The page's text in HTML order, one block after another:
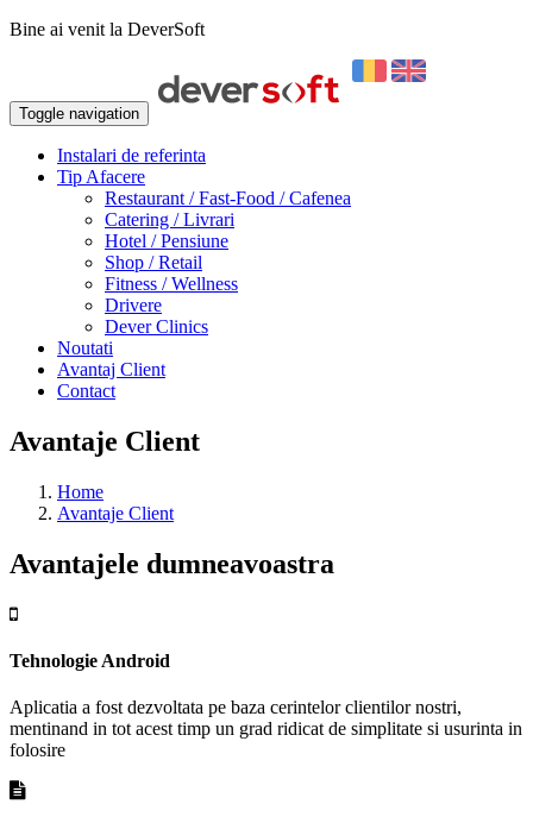
Bine ai venit la DeverSoft
Toggle navigation
Instalari de referinta
Tip Afacere
Restaurant / Fast-Food / Cafenea
Catering / Livrari
Hotel / Pensiune
Shop / Retail
Fitness / Wellness
Drivere
Dever Clinics
Noutati
Avantaj Client
Contact
Avantaje Client
Home
Avantaje Client
Avantajele dumneavoastra
Tehnologie Android
Aplicatia a fost dezvoltata pe baza cerintelor clientilor nostri,
mentinand in tot acest timp un grad ridicat de simplitate si usurinta in
folosire